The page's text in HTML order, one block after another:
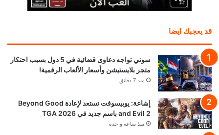
قد يعجبك ايضا
سوني تواجه دعاوى قضائية في 5 دول بسبب احتكار
متجر بلايستيشن وأسعار الألعاب الرقمية!
منذ 7 دقائق
إشاعة: يوبيسوفت تستعد لإعادة Beyond Good
and Evil 2 باسم جديد في TGA 2026
منذ ساعة واحدة